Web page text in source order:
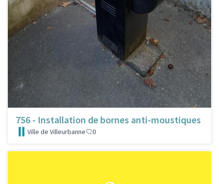
756 - Installation de bornes anti-moustiques
Ville de Villeurbanne 0